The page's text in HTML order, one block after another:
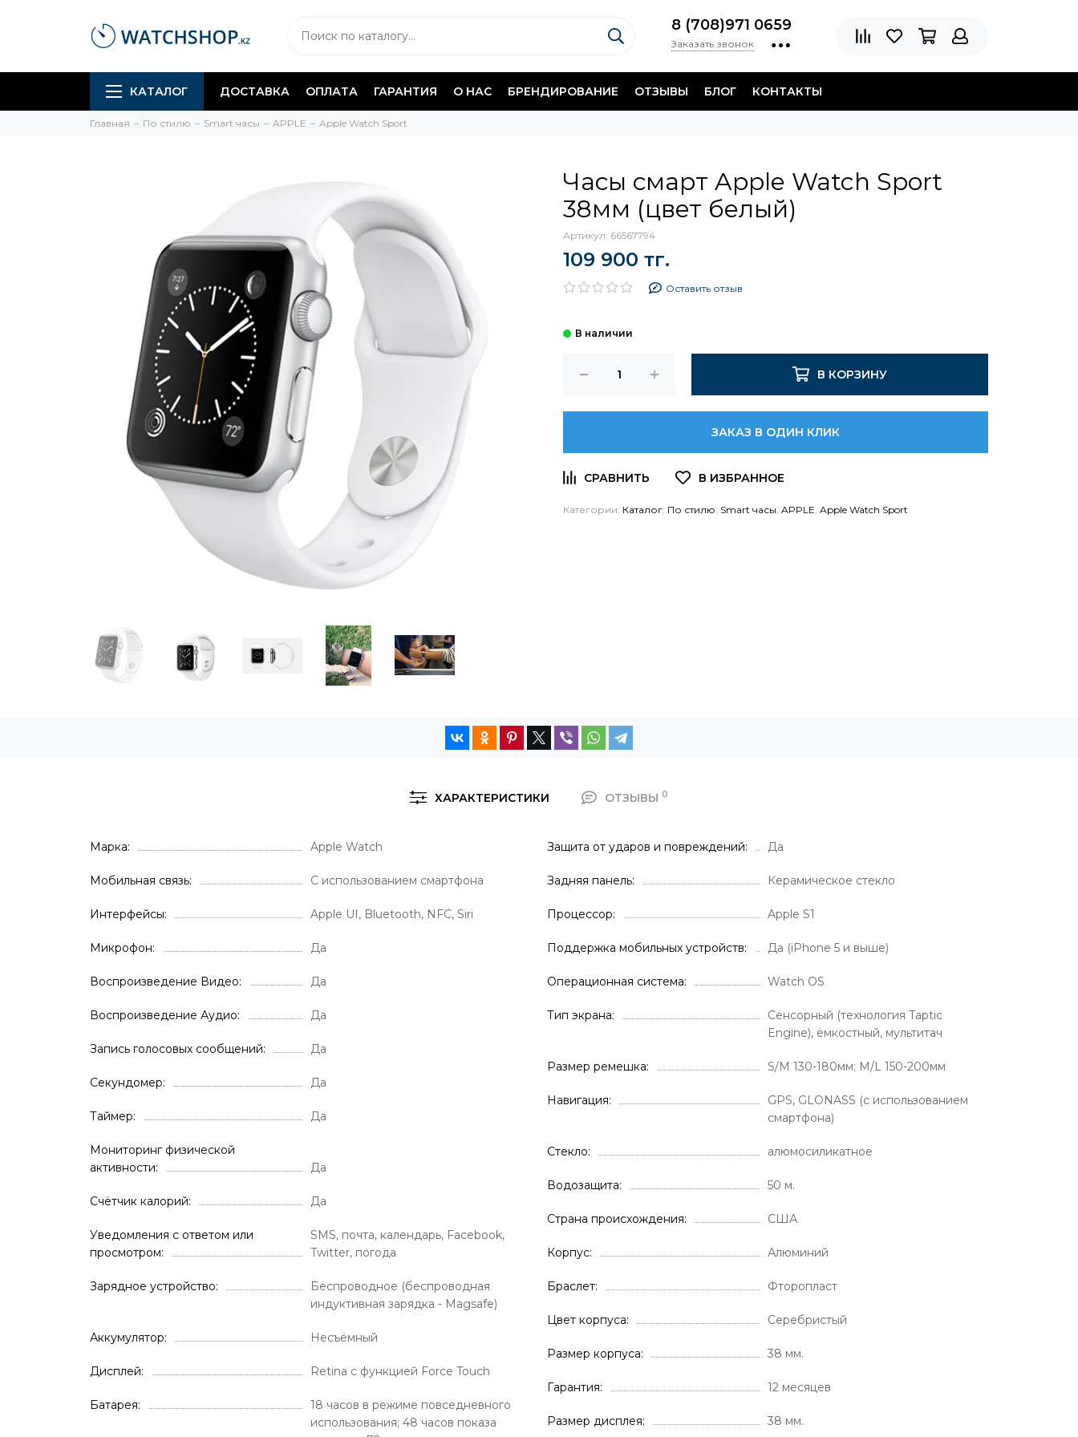
8 (708)971 0659
Заказать звонок
КАТАЛОГ ДОСТАВКА ОПЛАТА ГАРАНТИЯ О НАС БРЕНДИРОВАНИЕ ОТЗЫВЫ БЛОГ КОНТАКТЫ
Главная По стилю Smart часы APPLE Apple Watch Sport
Часы смарт Apple Watch Sport
38мм (цвет белый)
Артикул: 66567794
109 900 тг.
Оставить отзыв
В КОРЗИНУ
ЗАКАЗ В ОДИН КЛИК
Категории: Каталог По стилю Smart часы APPLE Apple Watch Sport
ХАРАКТЕРИСТИКИ ОТЗЫВЫ 0
Марка Apple Watch
Мобильная связь С использованием смартфона
Интерфейсы Apple UI, Bluetooth, NFC, Siri
Микрофон Да
Воспроизведение Видео Да
Воспроизведение Аудио Да
Запись голосовых сообщений Да
Секундомер Да
Таймер Да
Мониторинг физической
активности
Да
Счётчик калорий Да
Уведомления с ответом или
просмотром
SMS, почта, календарь, Facebook,
Twitter, погода
Зарядное устройство
Беспроводное (беспроводная
индуктивная зарядка - Magsafe)
Аккумулятор Несъёмный
Дисплей Retina с функцией Force Touch
Батарея
18 часов в режиме повседневного
использования; 48 часов показа
Защита от ударов и повреждений Да
Задняя панель Керамическое стекло
Процессор Apple S1
Поддержка мобильных устройств Да (iPhone 5 и выше)
Операционная система Watch OS
Тип экрана
Сенсорный (технология Taptic
Engine), ёмкостный, мультитач
Размер ремешка S/M 130-180мм; M/L 150-200мм
Навигация
GPS, GLONASS (с использованием
смартфона)
Стекло алюмосиликатное
Водозащита 50 м.
Страна происхождения США
Корпус Алюминий
Браслет Фторопласт
Цвет корпуса Серебристый
Размер корпуса 38 мм.
Гарантия 12 месяцев
Размер дисплея 38 мм.